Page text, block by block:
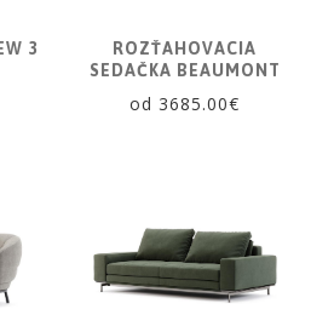
3
ROZŤAHOVACIA
SEDAČKA BEAUMONT
od 3685.00€